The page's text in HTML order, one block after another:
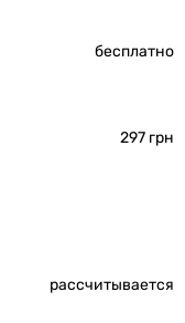
бесплатно
297 грн
рассчитывается